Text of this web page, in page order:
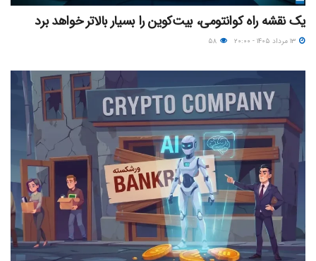
یک نقشه راه کوانتومی، بیت‌کوین را بسیار بالاتر خواهد برد